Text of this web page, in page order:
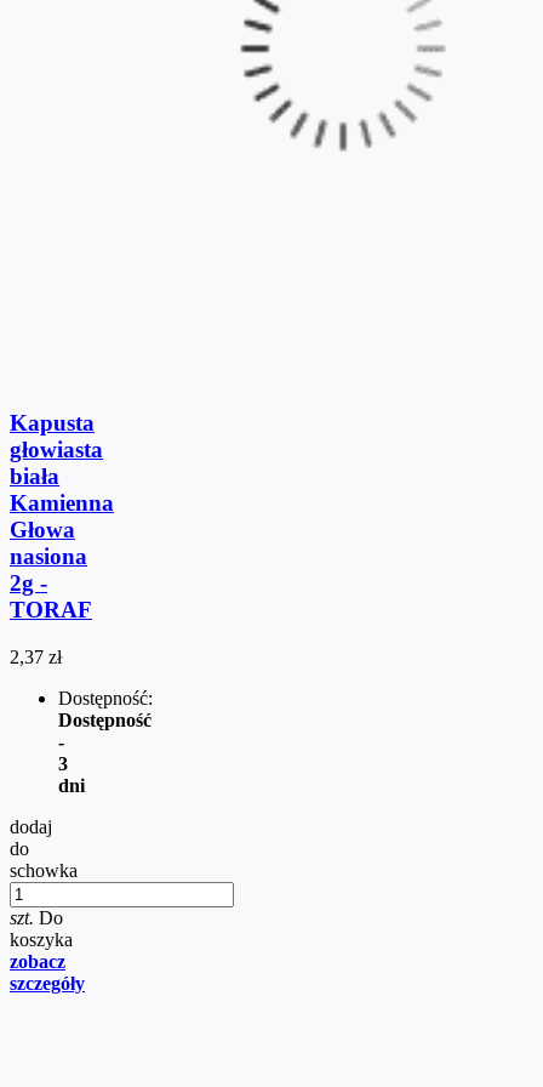
Kapusta
głowiasta
biała
Kamienna
Głowa
nasiona
2g -
TORAF
2,37 zł
Dostępność:
Dostępność
-
3
dni
dodaj
do
schowka
szt. Do
koszyka
zobacz
szczegóły